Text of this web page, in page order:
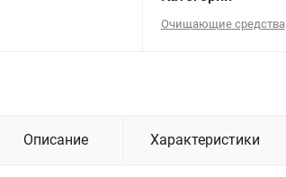
Очищающие средства
Описание Характеристики